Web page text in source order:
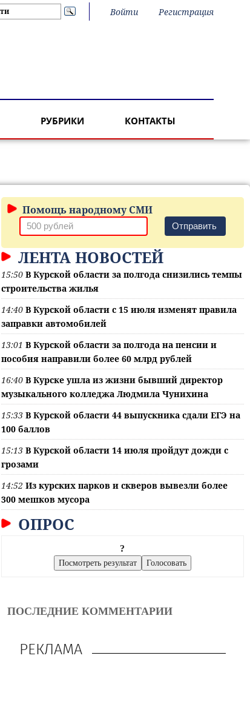
Войти Регистрация
РУБРИКИ КОНТАКТЫ
Помощь народному СМИ
Отправить
ЛЕНТА НОВОСТЕЙ
15:50 В Курской области за полгода снизились темпы
строительства жилья
14:40 В Курской области с 15 июля изменят правила
заправки автомобилей
13:01 В Курской области за полгода на пенсии и
пособия направили более 60 млрд рублей
16:40 В Курске ушла из жизни бывший директор
музыкального колледжа Людмила Чунихина
15:33 В Курской области 44 выпускника сдали ЕГЭ на
100 баллов
15:13 В Курской области 14 июля пройдут дожди с
грозами
14:52 Из курских парков и скверов вывезли более
300 мешков мусора
ОПРОС
?
ПОСЛЕДНИЕ КОММЕНТАРИИ
РЕКЛАМА